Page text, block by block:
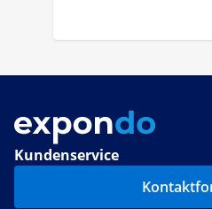
Kundenservice